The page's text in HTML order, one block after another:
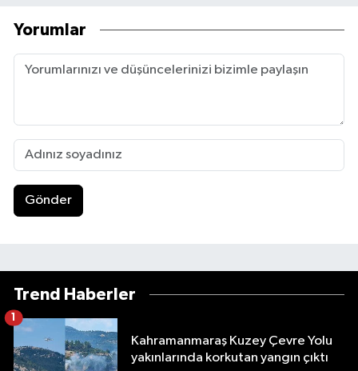
Yorumlar
Gönder
Trend Haberler
Kahramanmaraş Kuzey Çevre Yolu
yakınlarında korkutan yangın çıktı
1